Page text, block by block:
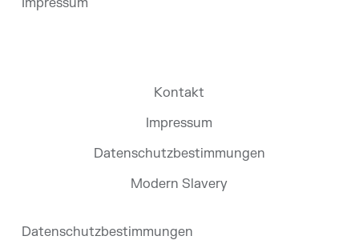
Impressum
Kontakt
Impressum
Datenschutzbestimmungen
Modern Slavery
Datenschutzbestimmungen